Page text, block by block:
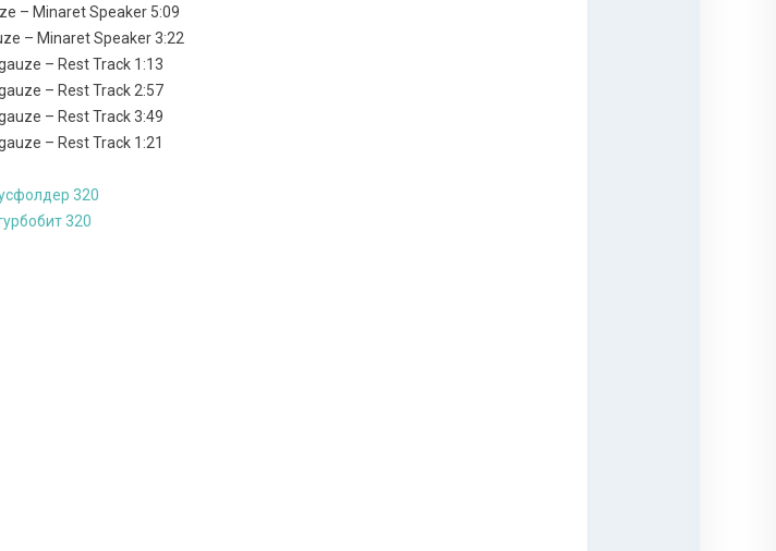
– Minaret Speaker 5:09
– Minaret Speaker 3:22
– Rest Track 1:13
– Rest Track 2:57
– Rest Track 3:49
– Rest Track 1:21
320
320